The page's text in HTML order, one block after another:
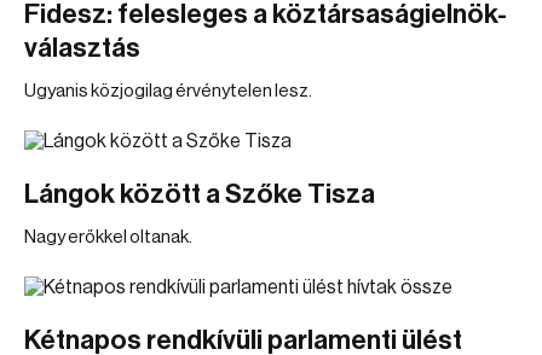
Fidesz: felesleges a köztársaságielnök-
választás
Ugyanis közjogilag érvénytelen lesz.
Lángok között a Szőke Tisza
Nagy erőkkel oltanak.
Kétnapos rendkívüli parlamenti ülést